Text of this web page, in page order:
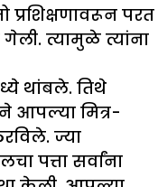
प्रशिक्षणावरून परत
त्यामुळे त्यांना
थांबले. तिथे
आपल्या मित्र-
ज्या
पत्ता सर्वांना